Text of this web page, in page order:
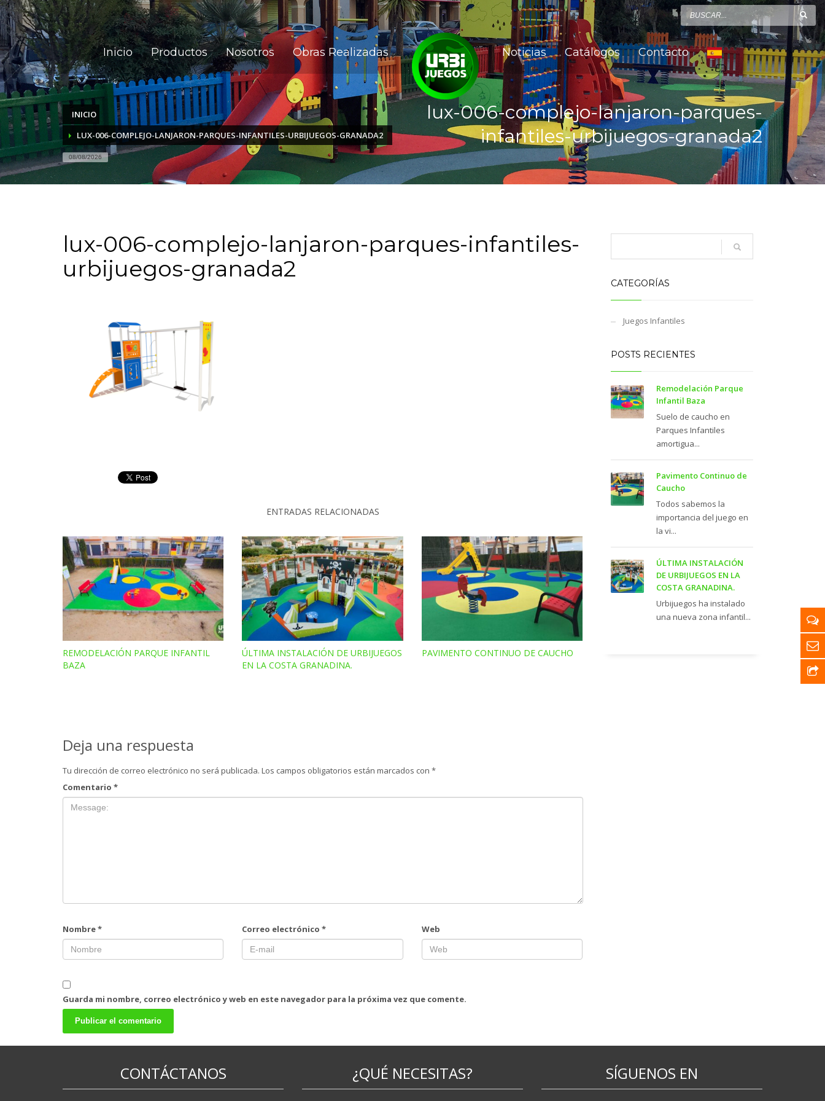
Inicio Productos Nosotros Obras Realizadas Noticias Catálogos Contacto
INICIO
LUX-006-COMPLEJO-LANJARON-PARQUES-INFANTILES-URBIJUEGOS-GRANADA2
08/08/2026
lux-006-complejo-lanjaron-parques-
infantiles-urbijuegos-granada2
Comprobar
Matrícula
Historial
Coche
lux-006-complejo-lanjaron-parques-infantiles-
urbijuegos-granada2
ENTRADAS RELACIONADAS
REMODELACIÓN PARQUE INFANTIL
BAZA
ÚLTIMA INSTALACIÓN DE URBIJUEGOS
EN LA COSTA GRANADINA.
PAVIMENTO CONTINUO DE CAUCHO
Deja una respuesta
Tu dirección de correo electrónico no será publicada. Los campos obligatorios están marcados con *
Comentario *
Nombre* Correo electrónico* Web
Guarda mi nombre, correo electrónico y web en este navegador para la próxima vez que comente.
CATEGORÍAS
Juegos Infantiles
POSTS RECIENTES
Remodelación Parque
Infantil Baza
Suelo de caucho en
Parques Infantiles
amortigua...
Pavimento Continuo de
Caucho
Todos sabemos la
importancia del juego en
la vi...
ÚLTIMA INSTALACIÓN
DE URBIJUEGOS EN LA
COSTA GRANADINA.
Urbijuegos ha instalado
una nueva zona infantil...
CONTÁCTANOS ¿QUÉ NECESITAS? SÍGUENOS EN